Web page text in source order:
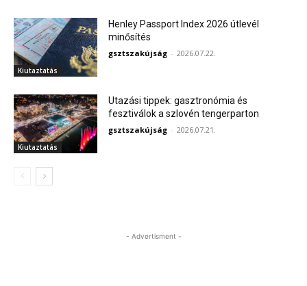
Kiutaztatás
Henley Passport Index 2026 útlevél
minősítés
gsztszakújság - 2026.07.22.
Kiutaztatás
Utazási tippek: gasztronómia és
fesztiválok a szlovén tengerparton
gsztszakújság - 2026.07.21.
- Advertisment -